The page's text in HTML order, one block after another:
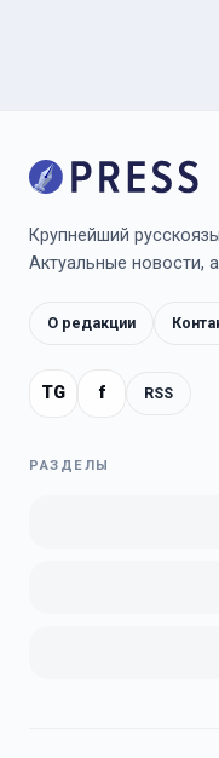
Крупнейший
Актуальные новости,
О редакции
TG f RSS
РАЗДЕЛЫ